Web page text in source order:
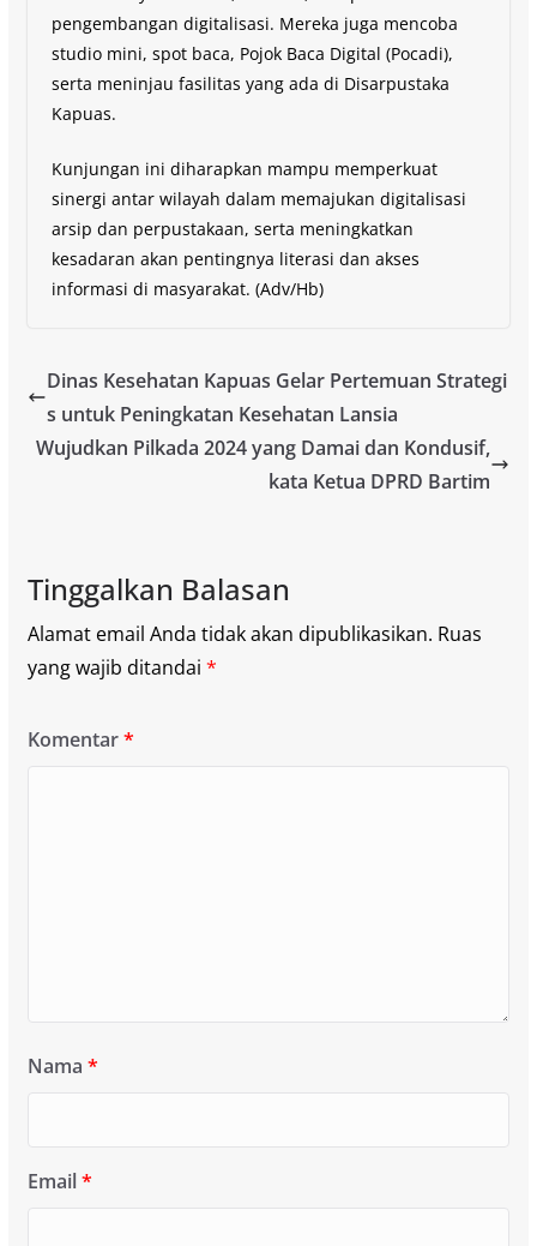
pengembangan digitalisasi. Mereka juga mencoba
studio mini, spot baca, Pojok Baca Digital (Pocadi),
serta meninjau fasilitas yang ada di Disarpustaka
Kapuas.
Kunjungan ini diharapkan mampu memperkuat
sinergi antar wilayah dalam memajukan digitalisasi
arsip dan perpustakaan, serta meningkatkan
kesadaran akan pentingnya literasi dan akses
informasi di masyarakat. (Adv/Hb)
Dinas Kesehatan Kapuas Gelar Pertemuan Strategi
s untuk Peningkatan Kesehatan Lansia
Wujudkan Pilkada 2024 yang Damai dan Kondusif,
kata Ketua DPRD Bartim
Tinggalkan Balasan
Alamat email Anda tidak akan dipublikasikan. Ruas
yang wajib ditandai *
Komentar*
Nama *
Email*